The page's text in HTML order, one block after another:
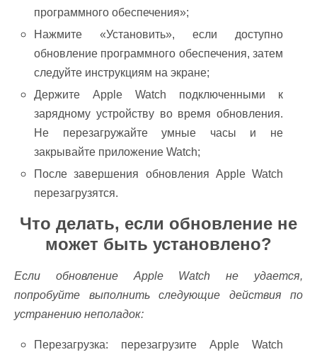
программного обеспечения»;
Нажмите «Установить», если доступно
обновление программного обеспечения, затем
следуйте инструкциям на экране;
Держите Apple Watch подключенными к
зарядному устройству во время обновления.
Не перезагружайте умные часы и не
закрывайте приложение Watch;
После завершения обновления Apple Watch
перезагрузятся.
Что делать, если обновление не
может быть установлено?
Если обновление Apple Watch не удается,
попробуйте выполнить следующие действия по
устранению неполадок:
Перезагрузка: перезагрузите Apple Watch